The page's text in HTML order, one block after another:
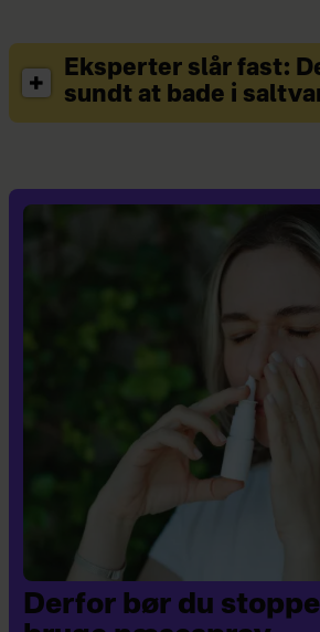
Eksperter slår fast:
sundt at bade i
Derfor bør du